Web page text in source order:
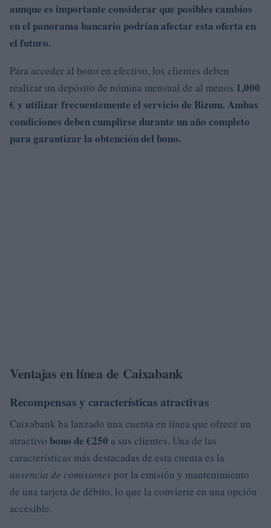
aunque es importante considerar que posibles cambios
en el panorama bancario podrían afectar esta oferta en
el futuro.
Para acceder al bono en efectivo, los clientes deben
realizar un depósito de nómina mensual de al menos 1,000
€ y utilizar frecuentemente el servicio de Bizum. Ambas
condiciones deben cumplirse durante un año completo
para garantizar la obtención del bono.
Ventajas en línea de Caixabank
Recompensas y características atractivas
Caixabank ha lanzado una cuenta en línea que ofrece un
atractivo bono de €250 a sus clientes. Una de las
características más destacadas de esta cuenta es la
ausencia de comisiones por la emisión y mantenimiento
de una tarjeta de débito, lo que la convierte en una opción
accesible.